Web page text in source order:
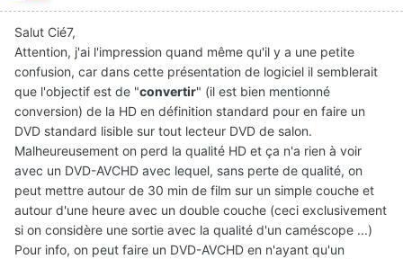
Salut Cié7,
Attention, j'ai l'impression quand même qu'il y a une petite
confusion, car dans cette présentation de logiciel il semblerait
que l'objectif est de "convertir" (il est bien mentionné
conversion) de la HD en définition standard pour en faire un
DVD standard lisible sur tout lecteur DVD de salon.
Malheureusement on perd la qualité HD et ça n'a rien à voir
avec un DVD-AVCHD avec lequel, sans perte de qualité, on
peut mettre autour de 30 min de film sur un simple couche et
autour d'une heure avec un double couche (ceci exclusivement
si on considère une sortie avec la qualité d'un caméscope ...)
Pour info, on peut faire un DVD-AVCHD en n'ayant qu'un